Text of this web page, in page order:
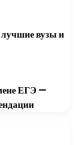
лучшие вузы и
ЕГЭ —